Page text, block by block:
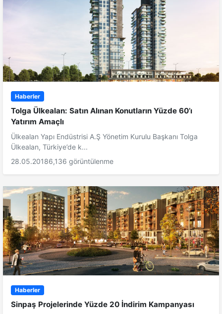
Haberler
Tolga Ülkealan: Satın Alınan Konutların Yüzde 60’ı
Yatırım Amaçlı
Ülkealan Yapı Endüstrisi A.Ş Yönetim Kurulu Başkanı Tolga
Ülkealan, Türkiye’de k...
28.05.20186,136 görüntülenme
Haberler
Sinpaş Projelerinde Yüzde 20 İndirim Kampanyası